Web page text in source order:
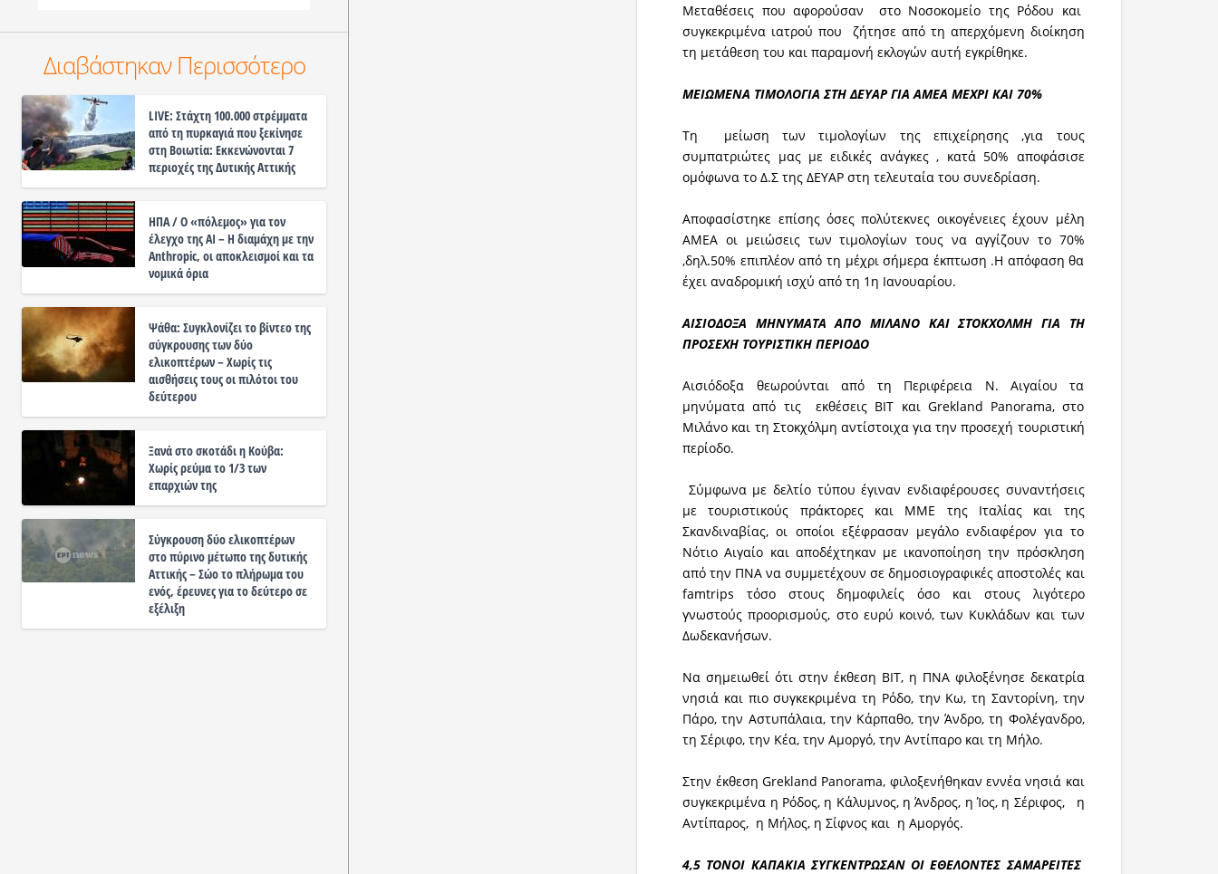
Μεταθέσεις που αφορούσαν στο Νοσοκομείο της Ρόδου και
συγκεκριμένα ιατρού που ζήτησε από τη απερχόμενη διοίκηση
τη μετάθεση του και παραμονή εκλογών αυτή εγκρίθηκε.
ΜΕΙΩΜΕΝΑ ΤΙΜΟΛΟΓΙΑ ΣΤΗ ΔΕΥΑΡ ΓΙΑ ΑΜΕΑ ΜΕΧΡΙ ΚΑΙ 70%
Τη μείωση των τιμολογίων της επιχείρησης ,για τους
συμπατριώτες μας με ειδικές ανάγκες , κατά 50% αποφάσισε
ομόφωνα το Δ.Σ της ΔΕΥΑΡ στη τελευταία του συνεδρίαση.
Αποφασίστηκε επίσης όσες πολύτεκνες οικογένειες έχουν μέλη
ΑΜΕΑ οι μειώσεις των τιμολογίων τους να αγγίζουν το 70%
,δηλ.50% επιπλέον από τη μέχρι σήμερα έκπτωση .Η απόφαση θα
έχει αναδρομική ισχύ από τη 1η Ιανουαρίου.
ΑΙΣΙΟΔΟΞΑ ΜΗΝΥΜΑΤΑ ΑΠΟ ΜΙΛΑΝΟ ΚΑΙ ΣΤΟΚΧΟΛΜΗ ΓΙΑ ΤΗ
ΠΡΟΣΕΧΗ ΤΟΥΡΙΣΤΙΚΗ ΠΕΡΙΟΔΟ
Αισιόδοξα θεωρούνται από τη Περιφέρεια Ν. Αιγαίου τα
μηνύματα από τις εκθέσεις ΒΙΤ και Grekland Panorama, στο
Μιλάνο και τη Στοκχόλμη αντίστοιχα για την προσεχή τουριστική
περίοδο.
Σύμφωνα με δελτίο τύπου έγιναν ενδιαφέρουσες συναντήσεις
με τουριστικούς πράκτορες και ΜΜΕ της Ιταλίας και της
Σκανδιναβίας, οι οποίοι εξέφρασαν μεγάλο ενδιαφέρον για το
Νότιο Αιγαίο και αποδέχτηκαν με ικανοποίηση την πρόσκληση
από την ΠΝΑ να συμμετέχουν σε δημοσιογραφικές αποστολές και
famtrips τόσο στους δημοφιλείς όσο και στους λιγότερο
γνωστούς προορισμούς, στο ευρύ κοινό, των Κυκλάδων και των
Δωδεκανήσων.
Να σημειωθεί ότι στην έκθεση ΒΙΤ, η ΠΝΑ φιλοξένησε δεκατρία
νησιά και πιο συγκεκριμένα τη Ρόδο, την Κω, τη Σαντορίνη, την
Πάρο, την Αστυπάλαια, την Κάρπαθο, την Άνδρο, τη Φολέγανδρο,
τη Σέριφο, την Κέα, την Αμοργό, την Αντίπαρο και τη Μήλο.
Στην έκθεση Grekland Panorama, φιλοξενήθηκαν εννέα νησιά και
συγκεκριμένα η Ρόδος, η Κάλυμνος, η Άνδρος, η Ίος, η Σέριφος, η
Αντίπαρος, η Μήλος, η Σίφνος και η Αμοργός.
4,5 ΤΟΝΟΙ ΚΑΠΑΚΙΑ ΣΥΓΚΕΝΤΡΩΣΑΝ ΟΙ ΕΘΕΛΟΝΤΕΣ ΣΑΜΑΡΕΙΤΕΣ
Διαβάστηκαν Περισσότερο
LIVE: Στάχτη 100.000 στρέμματα
από τη πυρκαγιά που ξεκίνησε
στη Βοιωτία: Εκκενώνονται 7
περιοχές της Δυτικής Αττικής
ΗΠΑ / Ο «πόλεμος» για τον
έλεγχο της ΑΙ – Η διαμάχη με την
Anthropic, οι αποκλεισμοί και τα
νομικά όρια
Ψάθα: Συγκλονίζει το βίντεο της
σύγκρουσης των δύο
ελικοπτέρων – Χωρίς τις
αισθήσεις τους οι πιλότοι του
δεύτερου
Ξανά στο σκοτάδι η Κούβα:
Χωρίς ρεύμα το 1/3 των
επαρχιών της
Σύγκρουση δύο ελικοπτέρων
στο πύρινο μέτωπο της δυτικής
Αττικής – Σώο το πλήρωμα του
ενός, έρευνες για το δεύτερο σε
εξέλιξη